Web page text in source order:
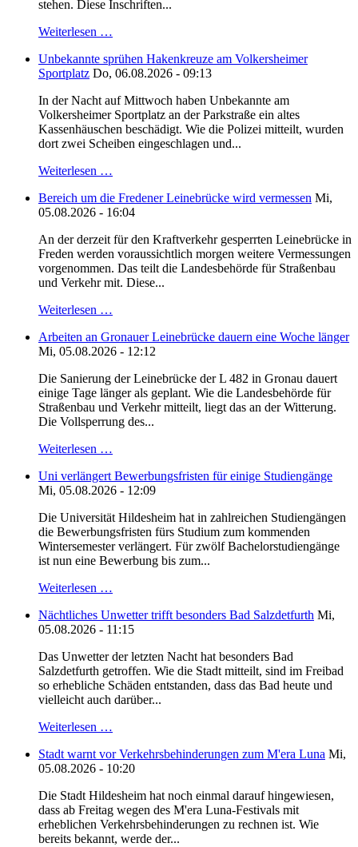
stehen. Diese Inschriften...
Weiterlesen …
Unbekannte sprühen Hakenkreuze am Volkersheimer
Sportplatz Do, 06.08.2026 - 09:13
In der Nacht auf Mittwoch haben Unbekannte am
Volkersheimer Sportplatz an der Parkstraße ein altes
Kassenhäuschen beschädigt. Wie die Polizei mitteilt, wurden
dort zwei Scheiben eingeschlagen und...
Weiterlesen …
Bereich um die Fredener Leinebrücke wird vermessen Mi,
05.08.2026 - 16:04
An der derzeit für den Kraftverkehr gesperrten Leinebrücke in
Freden werden voraussichtlich morgen weitere Vermessungen
vorgenommen. Das teilt die Landesbehörde für Straßenbau
und Verkehr mit. Diese...
Weiterlesen …
Arbeiten an Gronauer Leinebrücke dauern eine Woche länger
Mi, 05.08.2026 - 12:12
Die Sanierung der Leinebrücke der L 482 in Gronau dauert
einige Tage länger als geplant. Wie die Landesbehörde für
Straßenbau und Verkehr mitteilt, liegt das an der Witterung.
Die Vollsperrung des...
Weiterlesen …
Uni verlängert Bewerbungsfristen für einige Studiengänge
Mi, 05.08.2026 - 12:09
Die Universität Hildesheim hat in zahlreichen Studiengängen
die Bewerbungsfristen fürs Studium zum kommenden
Wintersemester verlängert. Für zwölf Bachelorstudiengänge
ist nun eine Bewerbung bis zum...
Weiterlesen …
Nächtliches Unwetter trifft besonders Bad Salzdetfurth Mi,
05.08.2026 - 11:15
Das Unwetter der letzten Nacht hat besonders Bad
Salzdetfurth getroffen. Wie die Stadt mitteilt, sind im Freibad
so erhebliche Schäden entstanden, dass das Bad heute und
vielleicht auch darüber...
Weiterlesen …
Stadt warnt vor Verkehrsbehinderungen zum M'era Luna Mi,
05.08.2026 - 10:20
Die Stadt Hildesheim hat noch einmal darauf hingewiesen,
dass ab Freitag wegen des M'era Luna-Festivals mit
erheblichen Verkehrsbehinderungen zu rechnen ist. Wie
bereits bekannt, werde der...